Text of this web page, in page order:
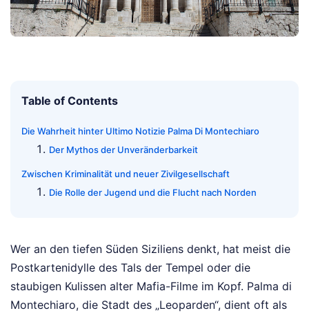
Table of Contents
Die Wahrheit hinter Ultimo Notizie Palma Di Montechiaro
Der Mythos der Unveränderbarkeit
Zwischen Kriminalität und neuer Zivilgesellschaft
Die Rolle der Jugend und die Flucht nach Norden
Wer an den tiefen Süden Siziliens denkt, hat meist die
Postkartenidylle des Tals der Tempel oder die
staubigen Kulissen alter Mafia-Filme im Kopf. Palma di
Montechiaro, die Stadt des „Leoparden“, dient oft als